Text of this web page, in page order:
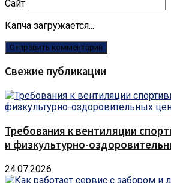
Сайт
Капча загружается...
Свежие публикации
Требования к вентиляции
и физкультурно-
24.07.2026